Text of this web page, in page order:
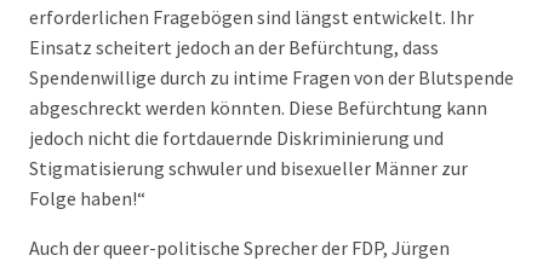
erforderlichen Fragebögen sind längst entwickelt. Ihr
Einsatz scheitert jedoch an der Befürchtung, dass
Spendenwillige durch zu intime Fragen von der Blutspende
abgeschreckt werden könnten. Diese Befürchtung kann
jedoch nicht die fortdauernde Diskriminierung und
Stigmatisierung schwuler und bisexueller Männer zur
Folge haben!“
Auch der queer-politische Sprecher der FDP, Jürgen